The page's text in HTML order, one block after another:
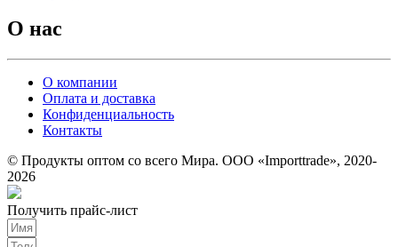
О нас
О компании
Оплата и доставка
Конфиденциальность
Контакты
© Продукты оптом со всего Мира. ООО «Importtrade», 2020-
2026
Получить прайс-лист